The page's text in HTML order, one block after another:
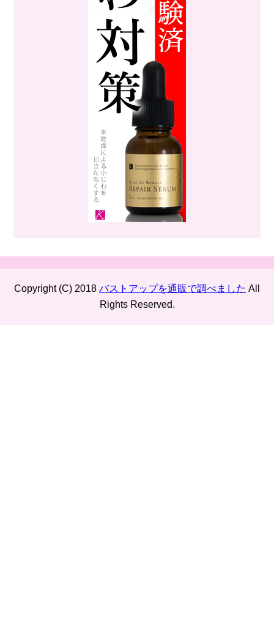
Copyright (C) 2018 バストアップを通販で調べました All
Rights Reserved.